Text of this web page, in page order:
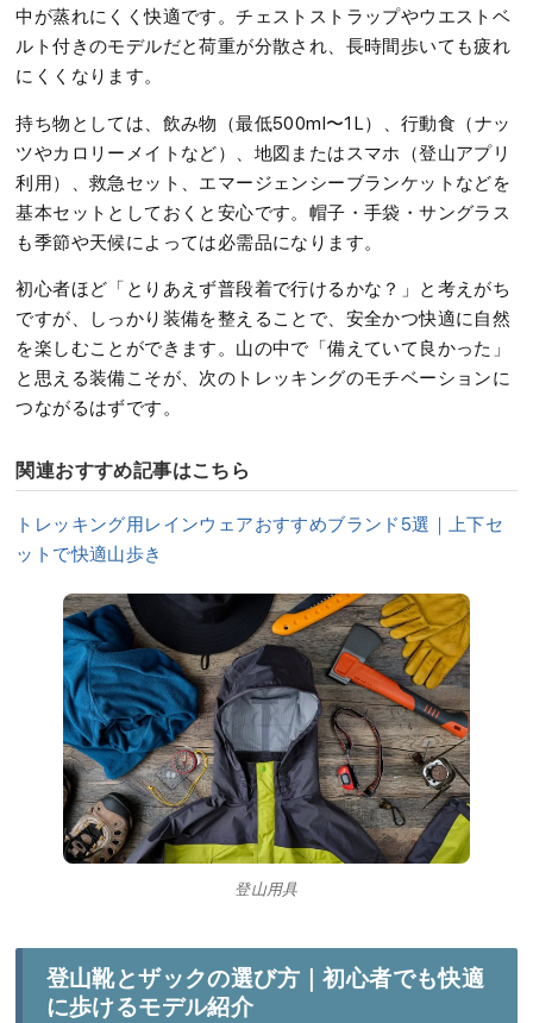
中が蒸れにくく快適です。チェストストラップやウエストベ
ルト付きのモデルだと荷重が分散され、長時間歩いても疲れ
にくくなります。
持ち物としては、飲み物（最低500ml〜1L）、行動食（ナッ
ツやカロリーメイトなど）、地図またはスマホ（登山アプリ
利用）、救急セット、エマージェンシーブランケットなどを
基本セットとしておくと安心です。帽子・手袋・サングラス
も季節や天候によっては必需品になります。
初心者ほど「とりあえず普段着で行けるかな？」と考えがち
ですが、しっかり装備を整えることで、安全かつ快適に自然
を楽しむことができます。山の中で「備えていて良かった」
と思える装備こそが、次のトレッキングのモチベーションに
つながるはずです。
関連おすすめ記事はこちら
トレッキング用レインウェアおすすめブランド5選｜上下セ
ットで快適山歩き
登山用具
登山靴とザックの選び方｜初心者でも快適
に歩けるモデル紹介